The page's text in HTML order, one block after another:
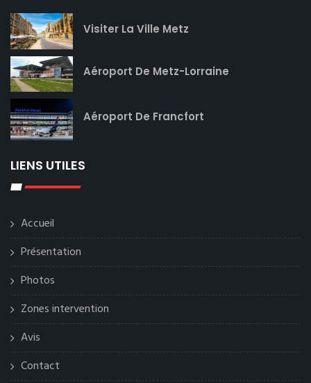
Visiter La Ville Metz
Aéroport De Metz-Lorraine
Aéroport De Francfort
LIENS UTILES
Accueil
Présentation
Photos
Zones intervention
Avis
Contact